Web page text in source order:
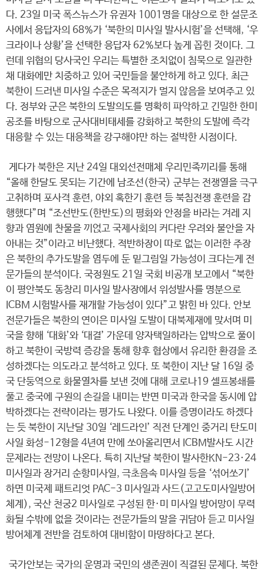
다. 23일 미국 폭스뉴스가 유권자 1001명을 대상으로 한 설문조
사에서 응답자의 68%가 ‘북한의 미사일 발사시험’을 선택해, ‘우
크라이나 상황’을 선택한 응답자 62%보다 높게 꼽힌 것이다. 그
런데 위협의 당사국인 우리는 특별한 조치없이 침묵으로 일관한
채 대화에만 치중하고 있어 국민들을 불안하게 하고 있다. 최근
북한이 드러낸 미사일 수준은 목적지가 멀지 않음을 보여주고 있
다. 정부와 군은 북한의 도발의도를 명확히 파악하고 긴밀한 한미
공조를 바탕으로 군사대비태세를 강화하고 북한의 도발에 즉각
대응할 수 있는 대응책을 강구해야만 하는 절박한 시점이다.
게다가 북한은 지난 24일 대외선전매체 우리민족끼리를 통해
“올해 한달도 못되는 기간에 남조선(한국) 군부는 전쟁열을 극구
고취하며 포사격 훈련, 야외 혹한기 훈련 등 북침전쟁 훈련을 감
행했다”며 “조선반도(한반도)의 평화와 안정을 바라는 겨레 지
향과 염원에 찬물을 끼얹고 국제사회의 커다란 우려와 불안을 자
아내는 것”이라고 비난했다. 적반하장이 따로 없는 이러한 주장
은 북한의 추가도발을 염두에 둔 밑그림일 가능성이 크다는게 전
문가들의 분석이다. 국정원도 21일 국회 비공개 보고에서 “북한
이 평안북도 동창리 미사일 발사장에서 위성발사를 명분으로
ICBM 시험발사를 재개할 가능성이 있다”고 밝힌 바 있다. 안보
전문가들은 북한의 연이은 미사일 도발이 대북제재에 맞서며 미
국을 향해 ‘대화’와 ‘대결’ 가운데 양자택일하라는 압박으로 풀이
하고 북한이 국방력 증강을 통해 향후 협상에서 유리한 환경을 조
성하겠다는 의도라고 분석하고 있다. 또 북한이 지난 달 16일 중
국 단둥역으로 화물열차를 보낸 것에 대해 코로나19 셀프봉쇄를
풀고 중국에 구원의 손길을 내미는 반면 미국과 한국을 동시에 압
박하겠다는 전략이라는 평가도 나왔다. 이를 증명이라도 하겠다
는 듯 북한이 지난달 30일 ‘레드라인’ 직전 단계인 중거리 탄도미
사일 화성-12형을 4년여 만에 쏘아올리면서 ICBM발사도 시간
문제라는 전망이 나온다. 특히 지난달 북한이 발사한KN-23·24
미사일과 장거리 순항미사일, 극초음속 미사일 등을 ‘섞어쏘기’
하면 미국제 패트리엇 PAC-3 미사일과 사드(고고도미사일방어
체계), 국산 천궁2 미사일로 구성된 한·미 미사일 방어망이 무력
화될 수밖에 없을 것이라는 전문가들의 말을 귀담아 듣고 미사일
방어체계 전반을 검토하여 대비함이 마땅하다고 본다.
국가안보는 국가의 운명과 국민의 생존권이 직결된 문제다. 북한